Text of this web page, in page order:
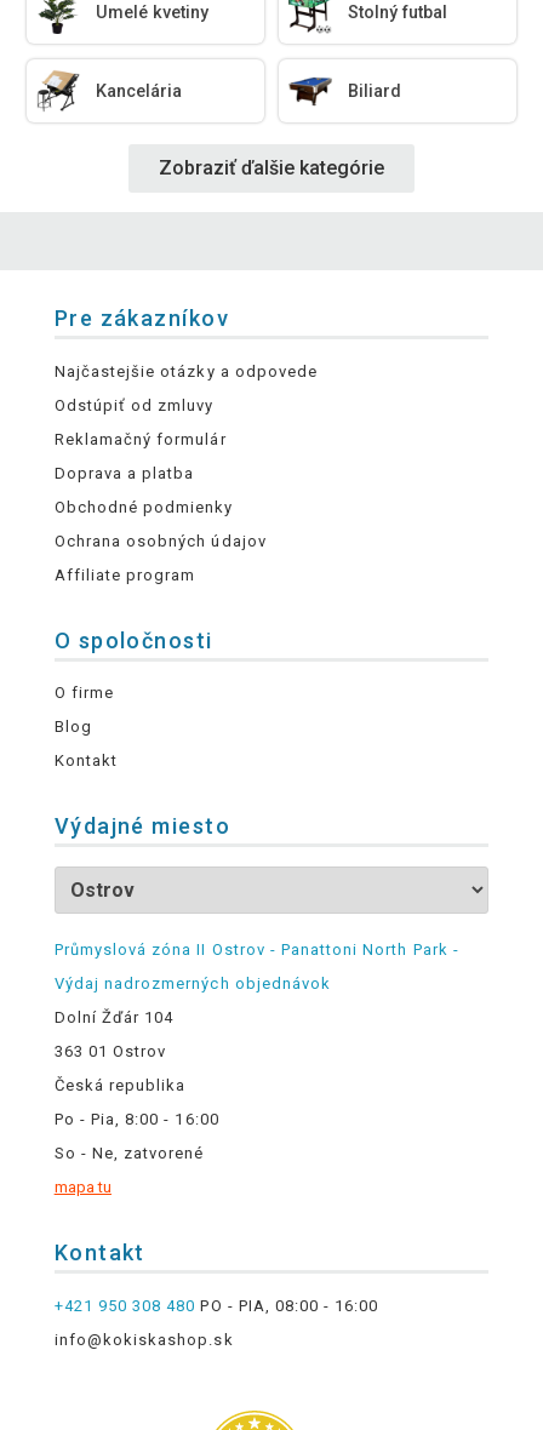
Umelé kvetiny Stolný futbal
Kancelária Biliard
Zobraziť ďalšie kategórie
Pre zákazníkov
Najčastejšie otázky a odpovede
Odstúpiť od zmluvy
Reklamačný formulár
Doprava a platba
Obchodné podmienky
Ochrana osobných údajov
Affiliate program
O spoločnosti
O firme
Blog
Kontakt
Výdajné miesto
Průmyslová zóna II Ostrov - Panattoni North Park -
Výdaj nadrozmerných objednávok
Dolní Žďár 104
363 01 Ostrov
Česká republika
Po - Pia, 8:00 - 16:00
So - Ne, zatvorené
mapa tu
Kontakt
+421 950 308 480 PO - PIA, 08:00 - 16:00
info@kokiskashop.sk